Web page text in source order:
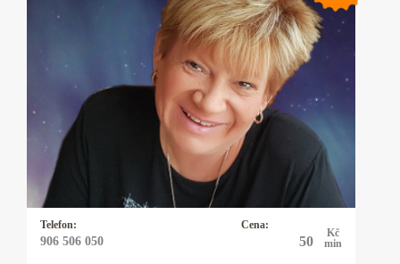
Telefon:
906 506 050
Cena:
50
Kč
min
Kartářka Katka
25 let praxe s výkladem z cikánských a
andělských karet. Pomohu Vám s rozhodnutím
v lásce, práci, financemi a ve všem, na co se mě
zeptá. Někdy přiberu i kyvadlo.